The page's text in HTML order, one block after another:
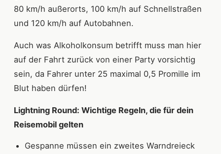
80 km/h außerorts, 100 km/h auf Schnellstraßen
und 120 km/h auf Autobahnen.
Auch was Alkoholkonsum betrifft muss man hier
auf der Fahrt zurück von einer Party vorsichtig
sein, da Fahrer unter 25 maximal 0,5 Promille im
Blut haben dürfen!
Lightning Round: Wichtige Regeln, die für dein
Reisemobil gelten
Gespanne müssen ein zweites Warndreieck